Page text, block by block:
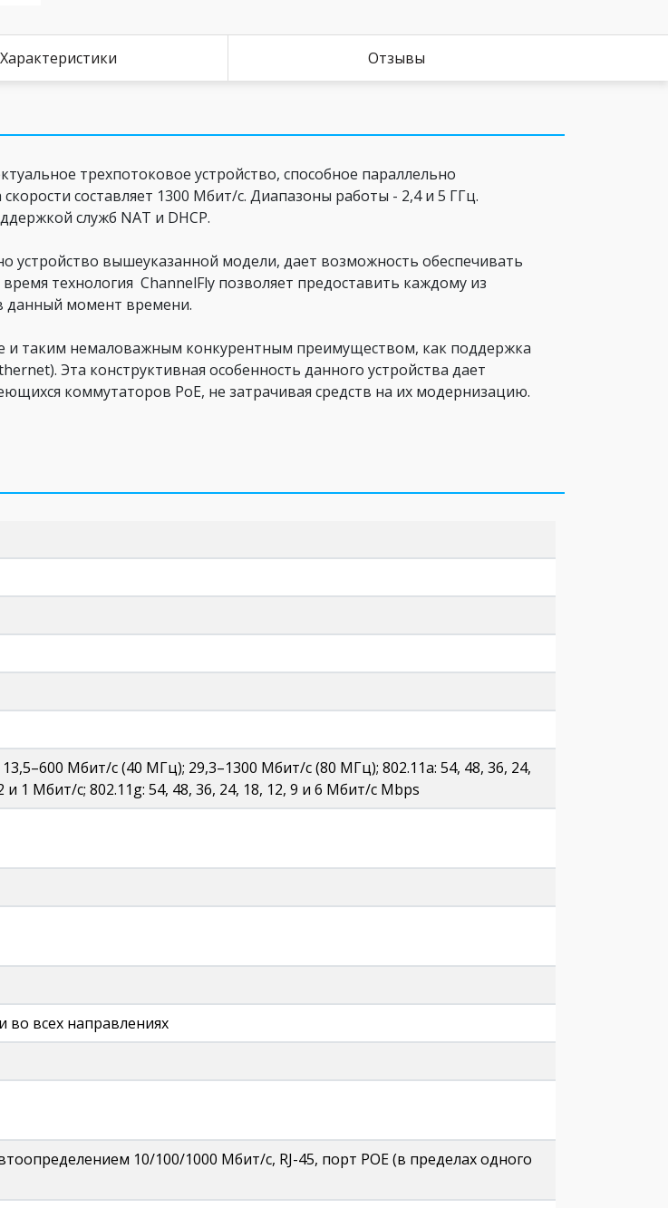
Характеристики Отзывы
трехпотоковое устройство, способное параллельно
составляет 1300 Мбит/с. Диапазоны работы - 2,4 и 5 ГГц.
служб NAT и DHCP.
устройство вышеуказанной модели, дает возможность обеспечивать
технология ChannelFly позволяет предоставить каждому из
данный момент времени.
и таким немаловажным конкурентным преимуществом, как поддержка
Эта конструктивная особенность данного устройства дает
коммутаторов PoE, не затрачивая средств на их модернизацию.
Мбит/с (40 МГц); 29,3–1300 Мбит/с (80 МГц); 802.11a: 54, 48, 36, 24,
и 1 Мбит/с; 802.11g: 54, 48, 36, 24, 18, 12, 9 и 6 Мбит/с Mbps
во всех направлениях
10/100/1000 Мбит/с, RJ-45, порт POE (в пределах одного